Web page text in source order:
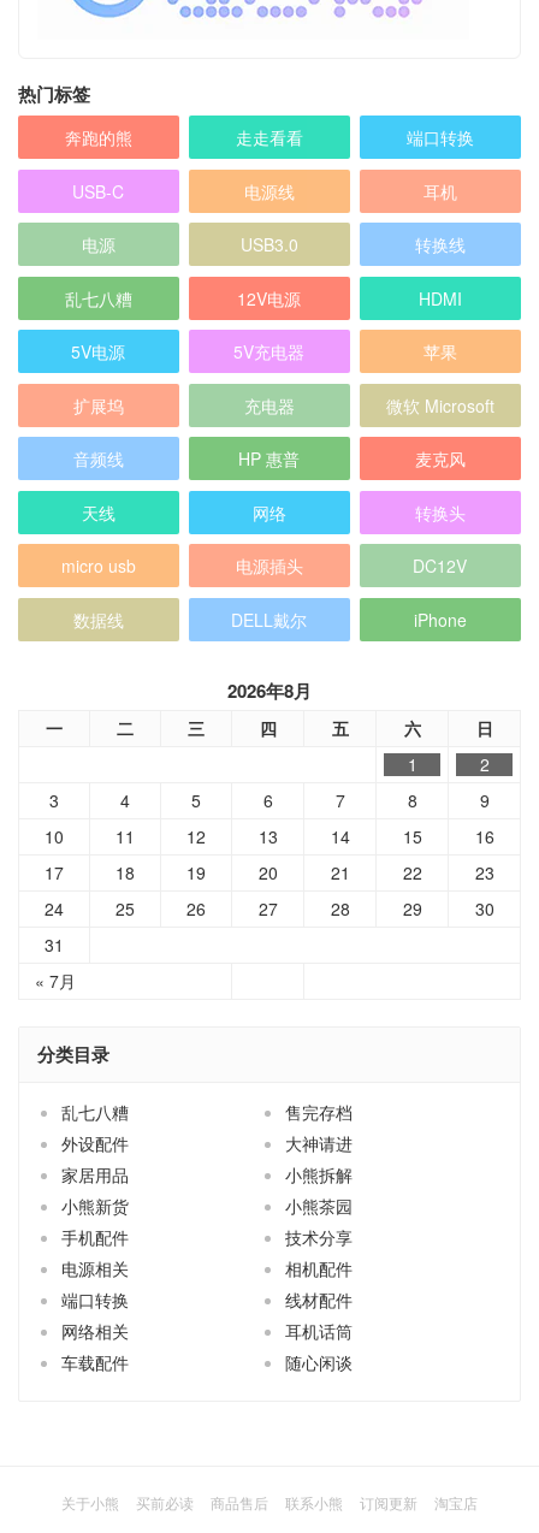
热门标签
奔跑的熊 走走看看 端口转换
USB-C 电源线 耳机
电源 USB3.0 转换线
乱七八糟 12V电源 HDMI
5V电源 5V充电器 苹果
扩展坞 充电器 微软 Microsoft
音频线 HP 惠普 麦克风
天线 网络 转换头
micro usb 电源插头 DC12V
数据线 DELL戴尔 iPhone
2026年8月
一 二 三 四 五 六 日
« 7月
1
2
3
4 5 6 7 8
9
10
11 12 13 14 15
16
17
18 19 20 21 22
23
24
25 26 27 28 29
30
31
分类目录
乱七八糟
售完存档
外设配件
大神请进
家居用品
小熊拆解
小熊新货
小熊茶园
手机配件
技术分享
电源相关
相机配件
端口转换
线材配件
网络相关
耳机话筒
车载配件
随心闲谈
关于小熊 买前必读 商品售后 联系小熊 订阅更新
淘宝店